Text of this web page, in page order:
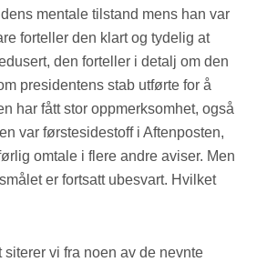
mentale tilstand mens han var
forteller den klart og tydelig at
den forteller i detalj om den
presidentens stab utførte for å
har fått stor oppmerksomhet, også
var førstesidestoff i Aftenposten,
omtale i flere andre aviser. Men
er fortsatt ubesvart. Hvilket
siterer vi fra noen av de nevnte